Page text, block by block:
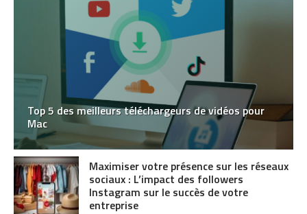
Top 5 des meilleurs téléchargeurs de vidéos pour
Mac
Maximiser votre présence sur les réseaux
sociaux : L’impact des followers
Instagram sur le succès de votre
entreprise